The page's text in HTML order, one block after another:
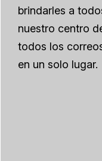
brindarles a
nuestro centro
todos los
en un solo lugar.